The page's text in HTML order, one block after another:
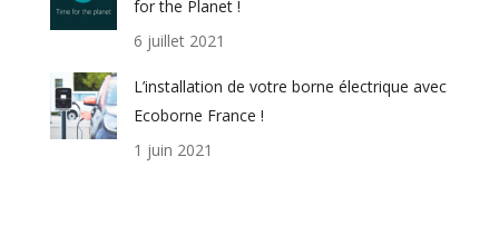
for the Planet !
6 juillet 2021
L’installation de votre borne électrique avec
Ecoborne France !
1 juin 2021